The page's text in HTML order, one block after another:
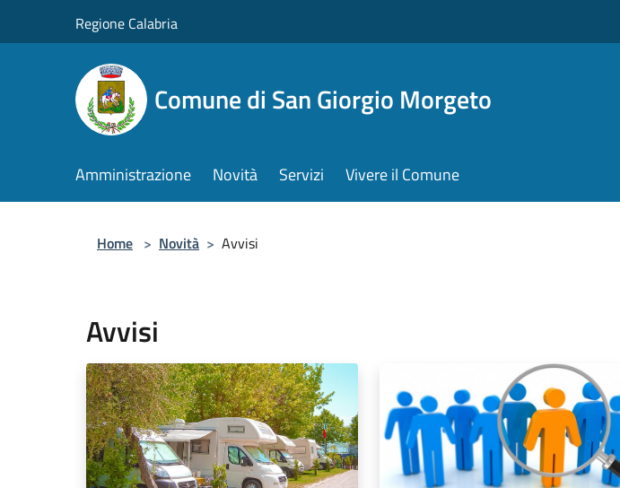
Regione Calabria
Comune di San Giorgio Morgeto
Amministrazione Novità Servizi Vivere il Comune
Home > Novità > Avvisi
Avvisi